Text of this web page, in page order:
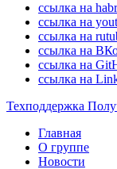
ссылка на habr
ссылка на
ссылка на
ссылка на
ссылка на
ссылка на
Техподдержка
Главная
О группе
Новости